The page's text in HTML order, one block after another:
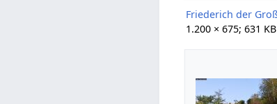
1.200 × 675; 631 KB